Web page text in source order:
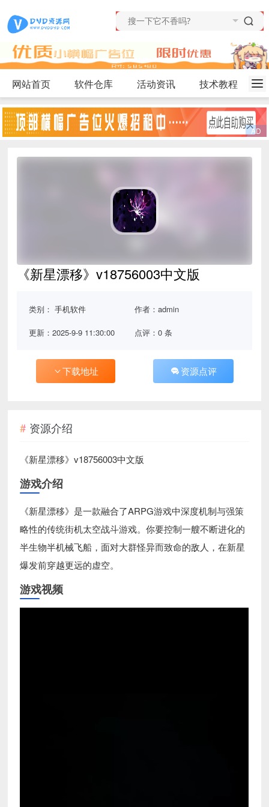
网站首页 软件仓库 活动资讯 技术教程
《新星漂移》v18756003中文版
类别：手机软件 作者：admin
更新：2025-9-9 11:30:00 点评：0 条
下载地址 资源点评
资源介绍
《新星漂移》v18756003中文版
游戏介绍
《新星漂移》是一款融合了ARPG游戏中深度机制与强策
略性的传统街机太空战斗游戏。你要控制一艘不断进化的
半生物半机械飞船，面对大群怪异而致命的敌人，在新星
爆发前穿越更远的虚空。
游戏视频